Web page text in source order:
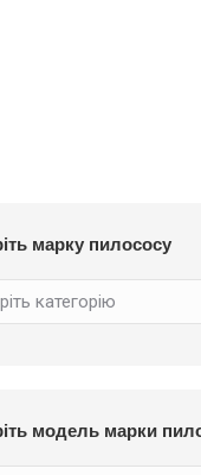
марку пилососу
модель марки